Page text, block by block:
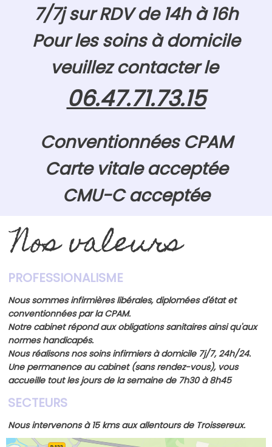
7/7j sur RDV de 14h à 16h
Pour les soins à domicile
veuillez contacter le
06.47.71.73.15
Conventionnées CPAM
Carte vitale acceptée
CMU-C acceptée
Nos valeurs
PROFESSIONALISME
Nous sommes infirmières libérales, diplomées d'état et
conventionnées par la CPAM.
Notre cabinet répond aux obligations sanitaires ainsi qu'aux
normes handicapés.
Nous réalisons nos soins infirmiers à domicile 7j/7, 24h/24.
Une permanence au cabinet (sans rendez-vous), vous
accueille tout les jours de la semaine de 7h30 à 8h45
SECTEURS
Nous intervenons à 15 kms aux allentours de Troissereux.